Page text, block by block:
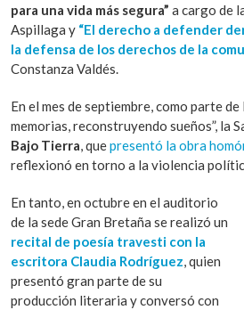
para una vida más segura” a cargo de
Aspillaga y “El derecho a defender
la defensa de los derechos de la
Constanza Valdés.
En el mes de septiembre, como parte
memorias, reconstruyendo sueños”, la
Bajo Tierra , quepresentó la obra
reflexionó en torno a la violencia
En tanto, en octubre en el auditorio
de la sede Gran Bretaña se realizó un
recital de poesía travesti con la
escritora Claudia Rodríguez , quien
presentó gran parte de su
producción literaria y conversó con